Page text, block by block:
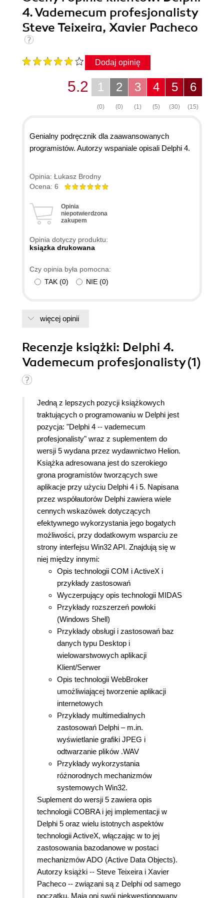
4. Vademecum profesjonalisty
Steve Teixeira, Xavier Pacheco
Dodaj opinię
6
(15)
5
(30)
4
(5)
3
(1)
2
(0)
1
(0)
5.2
Genialny podręcznik dla zaawansowanych
programistów. Autorzy wspaniale opisali Delphi 4.
Opinia: Łukasz Brodny
Ocena: 6
Opinia
niepotwierdzona
zakupem
Opinia dotyczy produktu:
ksiązka drukowana
Czy opinia była pomocna:
TAK (0) NIE (0)
więcej opinii
Recenzje książki: Delphi 4.
Vademecum profesjonalisty (1)
Jedną z lepszych pozycji książkowych
traktujących o programowaniu w Delphi jest
pozycja: "Delphi 4 -- vademecum
profesjonalisty" wraz z suplementem do
wersji 5 wydana przez wydawnictwo Helion.
Książka adresowana jest do szerokiego
grona programistów tworzących swe
aplikacje przy użyciu Delphi 4 i 5. Napisana
przez współautorów Delphi zawiera wiele
cennych wskazówek dotyczących
efektywnego wykorzystania jego bogatych
możliwości, przy dodatkowym wsparciu ze
strony interfejsu Win32 API. Znajdują się w
niej między innymi:
Opis technologii COM i ActiveX i
przykłady zastosowań
Wyczerpujący opis technologii MIDAS
Przykłady rozszerzeń powłoki
(Windows Shell)
Przykłady obsługi i zastosowań baz
danych typu Desktop i
wielowarstwowych aplikacji
Klient/Serwer
Opis technologii WebBroker
umożliwiającej tworzenie aplikacji
internetowych
Przykłady multimedialnych
zastosowań Delphi – m.in.
wyświetlanie grafiki JPEG i
odtwarzanie plików .WAV
Przykłady wykorzystania
różnorodnych mechanizmów
systemowych Win32.
Suplement do wersji 5 zawiera opis
technologii COBRA i jej implementacji w
Delphi 5 oraz wielu istotnych aspektów
technologii ActiveX, włączając w to jej
zastosowania bazodanowe w postaci
mechanizmów ADO (Active Data Objects).
Autorzy książki -- Steve Teixeira i Xavier
Pacheco -- związani są z Delphi od samego
początku. Mają oni swój niekwestionowany